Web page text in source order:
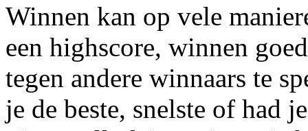
Winnen kan op vele
een highscore, winnen
tegen andere winnaars te
je de beste, snelste of had